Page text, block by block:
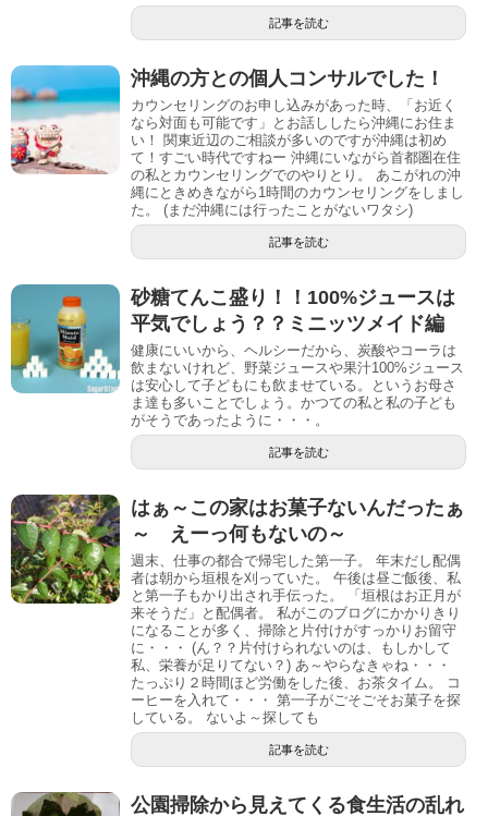
記事を読む
沖縄の方との個人コンサルでした！
カウンセリングのお申し込みがあった時、「お近く
なら対面も可能です」とお話ししたら沖縄にお住ま
い！ 関東近辺のご相談が多いのですが沖縄は初め
て！すごい時代ですねー 沖縄にいながら首都圏在住
の私とカウンセリングでのやりとり。 あこがれの沖
縄にときめきながら1時間のカウンセリングをしまし
た。 (まだ沖縄には行ったことがないワタシ)
記事を読む
砂糖てんこ盛り！！100%ジュースは
平気でしょう？？ミニッツメイド編
健康にいいから、ヘルシーだから、炭酸やコーラは
飲まないけれど、野菜ジュースや果汁100%ジュース
は安心して子どもにも飲ませている。というお母さ
ま達も多いことでしょう。かつての私と私の子ども
がそうであったように・・・。
記事を読む
はぁ～この家はお菓子ないんだったぁ
～ えーっ何もないの～
週末、仕事の都合で帰宅した第一子。 年末だし配偶
者は朝から垣根を刈っていた。 午後は昼ご飯後、私
と第一子もかり出され手伝った。 「垣根はお正月が
来そうだ」と配偶者。 私がこのブログにかかりきり
になることが多く、掃除と片付けがすっかりお留守
に・・・ (ん？？片付けられないのは、もしかして
私、栄養が足りてない？) あ～やらなきゃね・・・
たっぷり２時間ほど労働をした後、お茶タイム。 コ
ーヒーを入れて・・・ 第一子がごそごそお菓子を探
している。 ないよ～探しても
記事を読む
公園掃除から見えてくる食生活の乱れ